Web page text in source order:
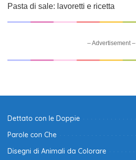
Pasta di sale: lavoretti e ricetta
– Advertisement –
Dettato con le Doppie
Parole con Che
Disegni di Animali da Colorare